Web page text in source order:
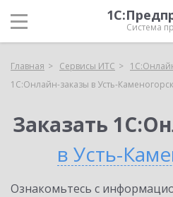
Система
Главная Сервисы ИТС
1С:Онлайн-заказы в Усть-
Заказать
в Усть-
Ознакомьтесь с